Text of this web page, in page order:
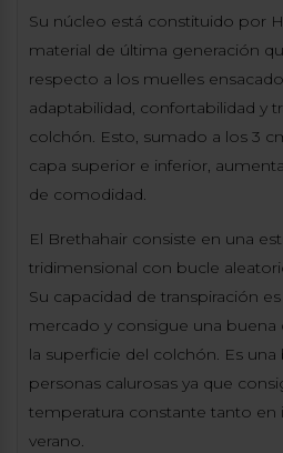
Su núcleo está constituido por
material de última generación
respecto a los muelles
adaptabilidad, confortabilidad y
colchón. Esto, sumado a los 3
capa superior e inferior,
de comodidad.
El Brethahair consiste en una
tridimensional con bucle
Su capacidad de transpiración
mercado y consigue una
la superficie del colchón. Es
personas calurosas ya que
temperatura constante tanto en
verano.